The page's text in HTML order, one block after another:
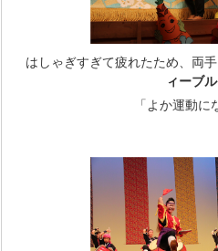
はしゃぎすぎて疲れたため、両
ィーブ
「よか運動に